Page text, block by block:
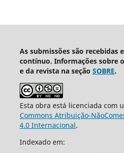
As submissões são recebidas
contínuo. Informações sobre
e da revista na seção SOBRE.
Esta obra está licenciada com
Commons Atribuição-
4.0 Internacional.
Indexado em: